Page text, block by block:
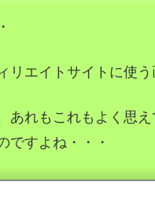
リエイトサイトに使う
あれもこれもよく思
ですよね・・・